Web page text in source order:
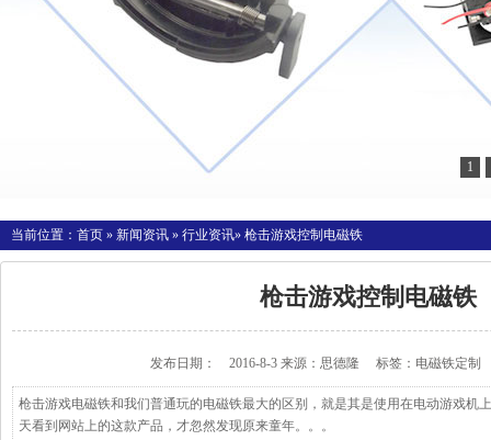
1
当前位置： 首页 » 新闻资讯 » 行业资讯» 枪击游戏控制电磁铁
枪击游戏控制电磁铁
发布日期： 2016-8-3 来源： 思德隆 标签： 电磁铁定制
枪击游戏电磁铁和我们普通玩的电磁铁最大的区别，就是其是使用在电动游戏机
天看到网站上的这款产品，才忽然发现原来童年。。。